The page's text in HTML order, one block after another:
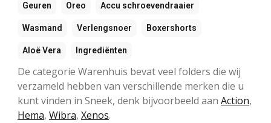
Geuren Oreo Accu schroevendraaier
Wasmand Verlengsnoer Boxershorts
Aloë Vera Ingrediënten
De categorie Warenhuis bevat veel folders die wij
verzameld hebben van verschillende merken die u
kunt vinden in Sneek, denk bijvoorbeeld aan Action,
Hema, Wibra, Xenos.